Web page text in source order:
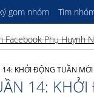
gom nhóm Tìm
KHỞI ĐỘNG TUẦN
14: